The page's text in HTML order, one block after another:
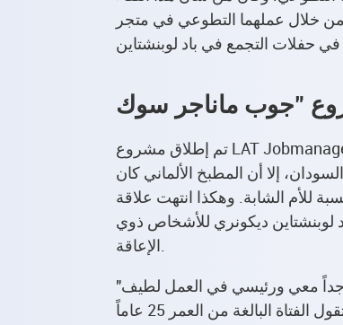
خلال عملهما التطوعي في متجر
"جوب ماناجر سوك
تم إطلاق مشروع LAT Jobmanager SOK في عام 2018، مع كاترين جيرسدورف كمديرة للمشروع. قامت بتوظيف سادية أديم في مطعم أسماك، حيث
السودان، إلا أن المطبخ الألماني كان
للأم الشابة. وهكذا انتهت علاقة
لوبنشتاين ديكونري للأشخاص ذوي
الإعاقة.
"كان اليوم الأول صعبًا للغاية، ولكن بعد ذلك كان الأمر على ما يرام. لدي زملاء لطفاء للغاية هناك. إنهم جميعاً ودودون جداً معي ورئيسي في العمل لطيف